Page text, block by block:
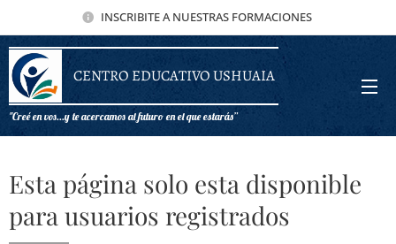
INSCRIBITE A NUESTRAS FORMACIONES
CENTRO EDUCATIVO USHUAIA
"Creé en vos...y te acercamos al futuro en el que estarás”
Esta página solo esta disponible
para usuarios registrados